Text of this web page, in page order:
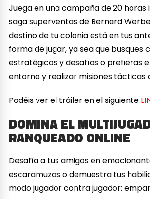
Juega en una campaña de 20 horas
saga superventas de Bernard
destino de tu colonia está en tus
forma de jugar, ya sea que busques
estratégicos y desafíos o prefieras
entorno y realizar misiones tácticas
Podéis ver el tráiler en el siguiente
DOMINA EL
RANQUEADO ONLINE
Desafía a tus amigos en
escaramuzas o demuestra tus
modo jugador contra jugador: